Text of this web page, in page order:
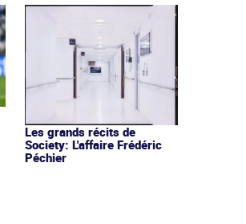
Les grands récits de
Society: L'affaire Frédéric
Péchier